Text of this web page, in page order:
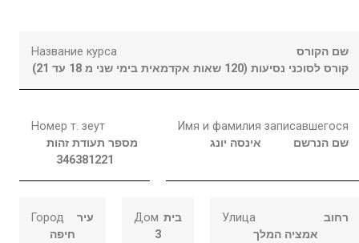
Название курса
שם הקורס
קורס לסוכני נסיעות (120 שאות אקדמאית בימי שני מ 18 עד 21)
Номер т. зеут
מספר תעודת זהות
346381221
Имя и фамилия записавшегося
שם הנרשם
אינסה יונג
Город
עיר
חיפה
Дом בית
3
Улица
רחוב
אמציה המלך